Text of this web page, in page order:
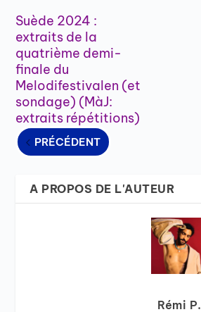
Suède 2024 :
extraits de la
quatrième demi-
finale du
Melodifestivalen (et
sondage) (MàJ:
extraits répétitions)
PRÉCÉDENT
A PROPOS DE L'AUTEUR
Rémi P.